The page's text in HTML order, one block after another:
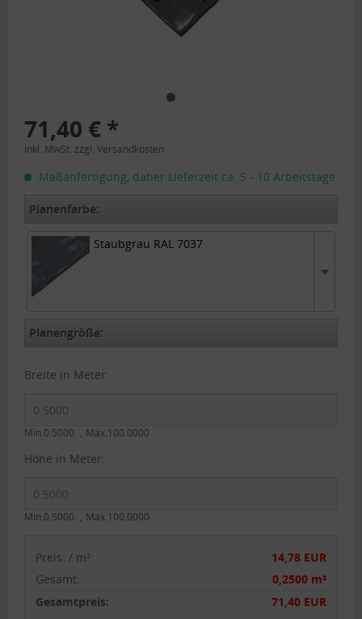
71,40 € *
inkl. MwSt. zzgl. Versandkosten
Maßanfertigung, daher Lieferzeit ca. 5 - 10 Arbeitstage
Planenfarbe:
Staubgrau RAL 7037Staubgrau RAL 7037
Planengröße:
Breite in Meter:
Min.0.5000 Max.100.0000
Höhe in Meter:
Min.0.5000 Max.100.0000
Preis: / m²:
14,78 EUR
Gesamt:
0,2500 m²
Gesamtpreis:
71,40 EUR